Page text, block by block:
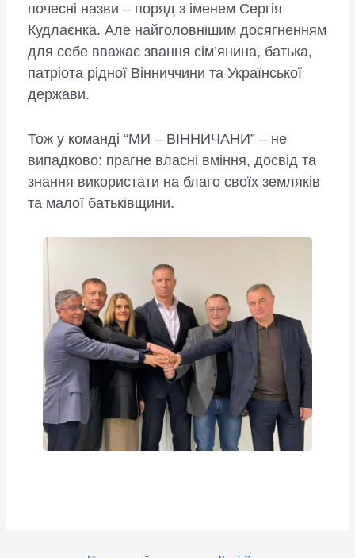
почесні назви – поряд з іменем Сергія
Кудлаєнка. Але найголовнішим досягненням
для себе вважає звання сім’янина, батька,
патріота рідної Вінниччини та Української
держави.
Тож у команді “МИ – ВІННИЧАНИ” – не
випадково: прагне власні вміння, досвід та
знання використати на благо своїх земляків
та малої батьківщини.